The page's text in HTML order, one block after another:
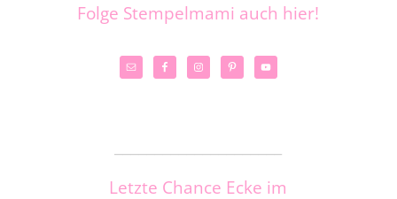
Folge Stempelmami auch hier!
Letzte Chance Ecke im